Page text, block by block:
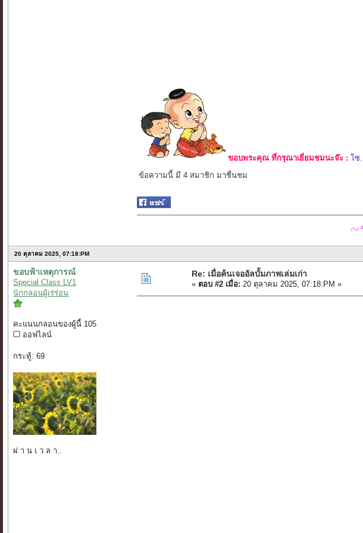
ขอบพระคุณ ที่กรุณาเยี่ยมชมนะจ๊ะ : โซ
ข้อความนี้ มี 4 สมาชิก มาชื่นชม
20 ตุลาคม 2025, 07:18:PM
ขอบฟ้าเหตุการณ์
Special Class LV1
นักกลอนผู้เร่ร่อน
คะแนนกลอนของผู้นี้ 105
ออฟไลน์
กระทู้: 69
ผ่ า น เ ว ล า..
Re: เมื่อค้นเจออัลบั้มภาพเล่มเก่า
« ตอบ #2 เมื่อ: 20 ตุลาคม 2025, 07:18:PM »